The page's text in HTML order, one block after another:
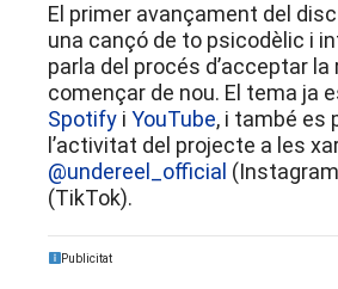
El primer avançament del disc
una cançó de to psicodèlic i
parla del procés d’acceptar la
començar de nou. El tema ja
Spotify i YouTube, i també es
l’activitat del projecte a les
@undereel_official
(TikTok).
Publicitat